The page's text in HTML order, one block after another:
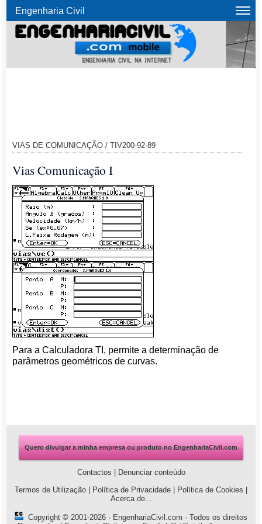
Engenharia Civil
VIAS DE COMUNICAÇÃO / TIV200-92-89
Vias Comunicação I
Para a Calculadora TI, permite a determinação de
parâmetros geométricos de curvas.
Quero divulgar a minha empresa ou produto no EngenhariaCivil.com
Contactos
Denunciar conteúdo
Termos de Utilização
Política de Privacidade Política de Cookies
Acerca de...
Copyright © 2001-2026 · EngenhariaCivil.com · Todos os direitos